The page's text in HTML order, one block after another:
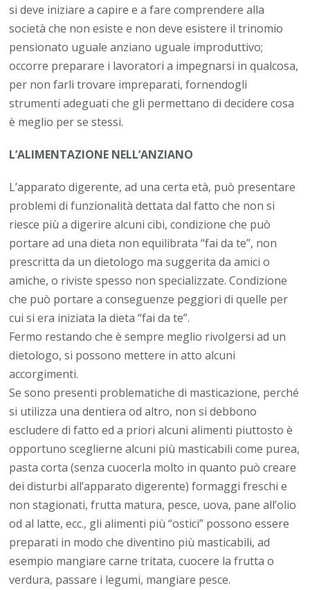
si deve iniziare a capire e a fare comprendere alla
società che non esiste e non deve esistere il trinomio
pensionato uguale anziano uguale improduttivo;
occorre preparare i lavoratori a impegnarsi in qualcosa,
per non farli trovare impreparati, fornendogli
strumenti adeguati che gli permettano di decidere cosa
è meglio per se stessi.
L’ALIMENTAZIONE NELL’ANZIANO
L’apparato digerente, ad una certa età, può presentare
problemi di funzionalità dettata dal fatto che non si
riesce più a digerire alcuni cibi, condizione che può
portare ad una dieta non equilibrata “fai da te”, non
prescritta da un dietologo ma suggerita da amici o
amiche, o riviste spesso non specializzate. Condizione
che può portare a conseguenze peggiori di quelle per
cui si era iniziata la dieta “fai da te”.
Fermo restando che è sempre meglio rivolgersi ad un
dietologo, si possono mettere in atto alcuni
accorgimenti.
Se sono presenti problematiche di masticazione, perché
si utilizza una dentiera od altro, non si debbono
escludere di fatto ed a priori alcuni alimenti piuttosto è
opportuno sceglierne alcuni più masticabili come purea,
pasta corta (senza cuocerla molto in quanto può creare
dei disturbi all’apparato digerente) formaggi freschi e
non stagionati, frutta matura, pesce, uova, pane all’olio
od al latte, ecc., gli alimenti più “ostici” possono essere
preparati in modo che diventino più masticabili, ad
esempio mangiare carne tritata, cuocere la frutta o
verdura, passare i legumi, mangiare pesce.